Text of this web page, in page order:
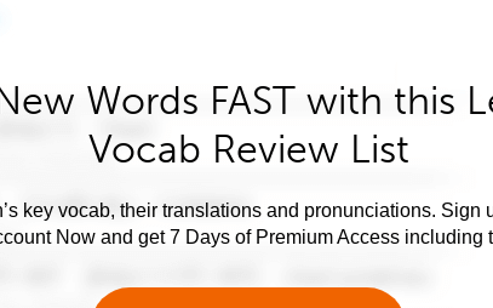
Words FAST with this
Vocab Review List
key vocab, their translations and pronunciations. Sign
Now and get 7 Days of Premium Access including